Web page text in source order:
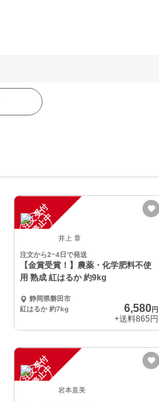
注
文
受
付
停
止
中
井上 章
注文から2~4日で発送
【金賞受賞！】農薬・化学肥料不使
用 熟成 紅はるか 約9kg
静岡県磐田市
紅はるか 約7kg
6,580円
+送料865円
注
文
受
付
停
止
中
岩本直美